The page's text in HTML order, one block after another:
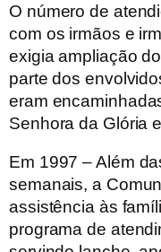
O número de
com os irmãos e
exigia ampliação
parte dos
eram
Senhora da Glória
Em 1997 – Além
semanais, a
assistência às
programa de